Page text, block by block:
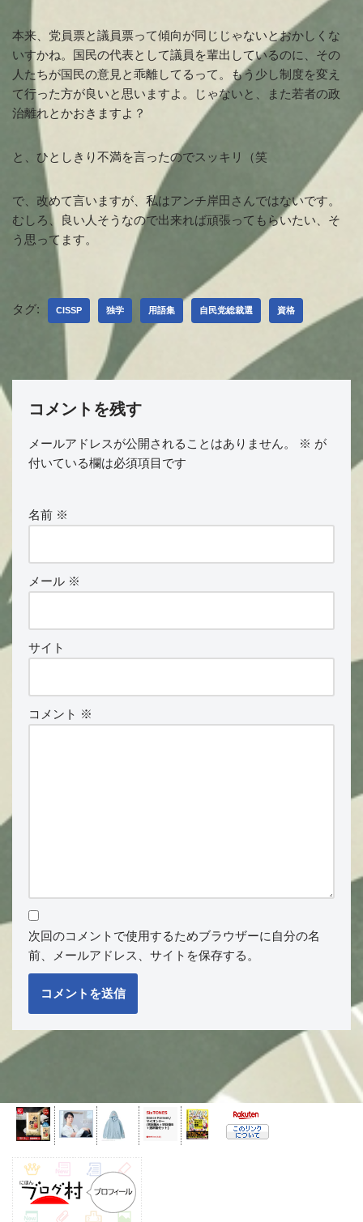
本来、党員票と議員票って傾向が同じじゃないとおかしくな
いすかね。国民の代表として議員を輩出しているのに、その
人たちが国民の意見と乖離してるって。もう少し制度を変え
て行った方が良いと思いますよ。じゃないと、また若者の政
治離れとかおきますよ？
と、ひとしきり不満を言ったのでスッキリ（笑
で、改めて言いますが、私はアンチ岸田さんではないです。
むしろ、良い人そうなので出来れば頑張ってもらいたい、そ
う思ってます。
タグ: CISSP 独学 用語集 自民党総裁選 資格
コメントを残す
メールアドレスが公開されることはありません。 ※ が
付いている欄は必須項目です
名前 ※
メール ※
サイト
コメント ※
次回のコメントで使用するためブラウザーに自分の名
前、メールアドレス、サイトを保存する。